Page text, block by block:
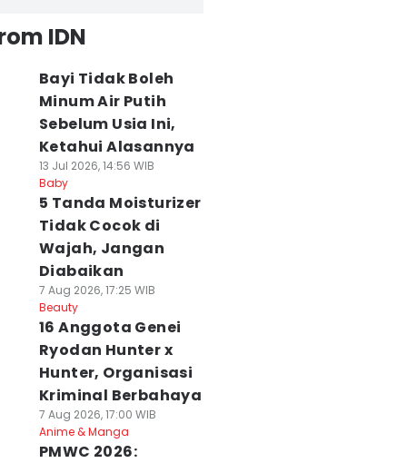
IDN
Bayi Tidak Boleh
Minum Air Putih
Sebelum Usia Ini,
Ketahui Alasannya
13 Jul 2026, 14:56 WIB
Baby
5 Tanda Moisturizer
Tidak Cocok di
Wajah, Jangan
Diabaikan
7 Aug 2026, 17:25 WIB
Beauty
16 Anggota Genei
Ryodan Hunter x
Hunter, Organisasi
Kriminal Berbahaya
7 Aug 2026, 17:00 WIB
Anime & Manga
PMWC 2026: